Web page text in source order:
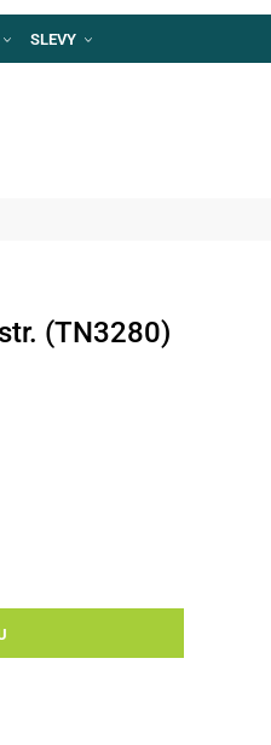
SLEVY
(TN3280)